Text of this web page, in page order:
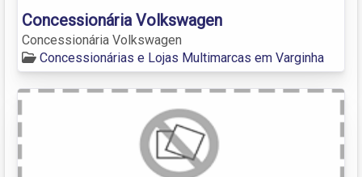
Concessionária Volkswagen
Concessionária Volkswagen
Concessionárias e Lojas Multimarcas em Varginha